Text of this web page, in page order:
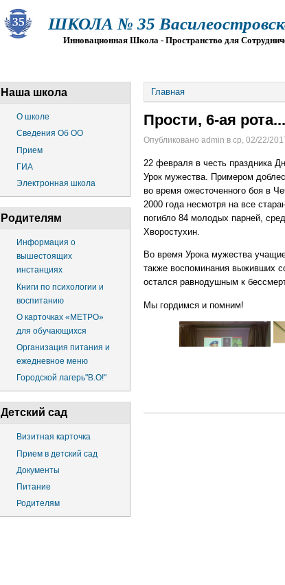
ШКОЛА № 35
Инновационная Школа - Пространство для
Наша школа
О школе
Сведения Об ОО
Прием
ГИА
Электронная школа
Родителям
Информация о
вышестоящих
инстанциях
Книги по психологии и
воспитанию
О карточках «МЕТРО»
для обучающихся
Организация питания и
ежедневное меню
Городской лагерь"В.О!"
Детский сад
Визитная карточка
Прием в детский сад
Документы
Питание
Родителям
Главная
Прости, 6-ая рота...
Опубликовано admin в ср, 02/22/
22 февраля в честь праздника
Урок мужества. Примером
во время ожесточенного боя в
2000 года несмотря на все
погибло 84 молодых парней,
Хворостухин.
Во время Урока мужества
также воспоминания выживших
остался равнодушным к
Мы гордимся и помним!